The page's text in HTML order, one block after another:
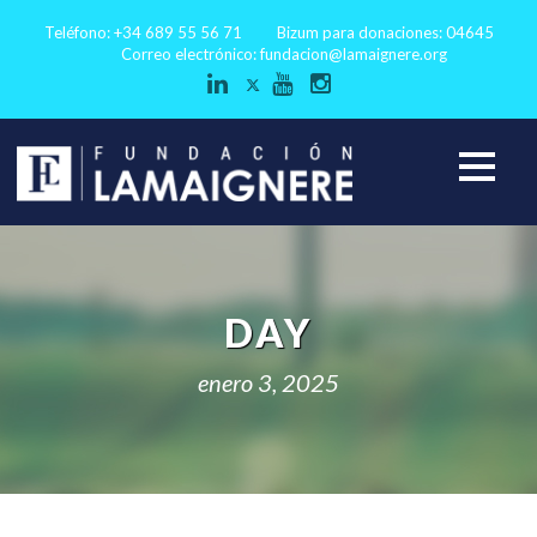
Teléfono: +34 689 55 56 71
Bizum para donaciones: 04645
Correo electrónico:fundacion@lamaignere.org
DAY
enero 3, 2025